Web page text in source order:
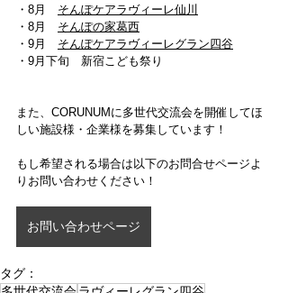
・8月 そんぽケアラヴィーレ仙川
・8月 そんぽの家葛西
・9月 そんぽケアラヴィーレグラン四谷
・9月下旬　新宿こども祭り
また、CORUNUMに多世代交流会を開催してほ
しい施設様・企業様を募集しています！
もし希望される場合は以下のお問合せページよ
りお問い合わせください！
お問い合わせページ
タグ：